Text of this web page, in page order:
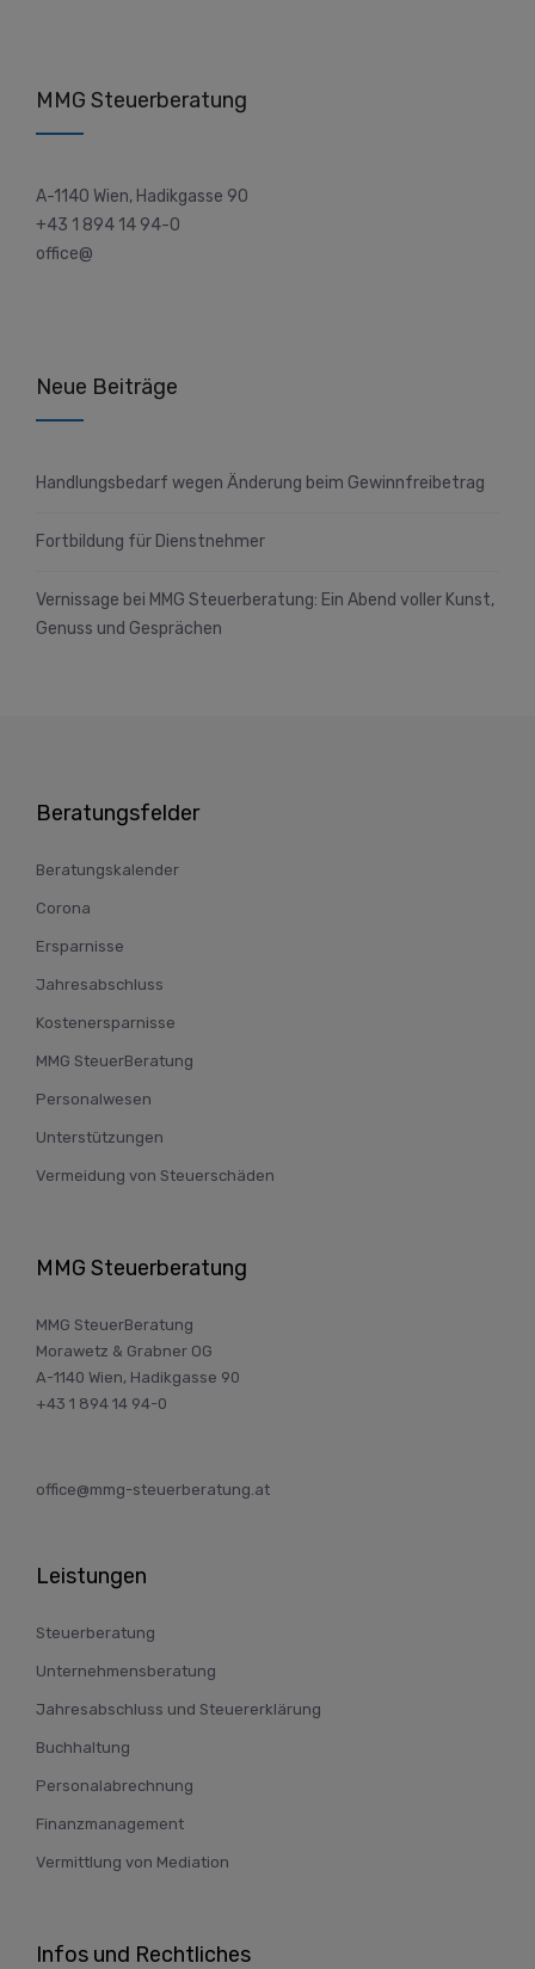
MMG Steuerberatung
A-1140 Wien, Hadikgasse 90
+43 1 894 14 94-0
office@
Neue Beiträge
Handlungsbedarf wegen Änderung beim Gewinnfreibetrag
Fortbildung für Dienstnehmer
Vernissage bei MMG Steuerberatung: Ein Abend voller Kunst,
Genuss und Gesprächen
Beratungsfelder
Beratungskalender
Corona
Ersparnisse
Jahresabschluss
Kostenersparnisse
MMG SteuerBeratung
Personalwesen
Unterstützungen
Vermeidung von Steuerschäden
MMG Steuerberatung
MMG SteuerBeratung
Morawetz & Grabner OG
A-1140 Wien, Hadikgasse 90
+43 1 894 14 94-0
office@mmg-steuerberatung.at
Leistungen
Steuerberatung
Unternehmensberatung
Jahresabschluss und Steuererklärung
Buchhaltung
Personalabrechnung
Finanzmanagement
Vermittlung von Mediation
Infos und Rechtliches